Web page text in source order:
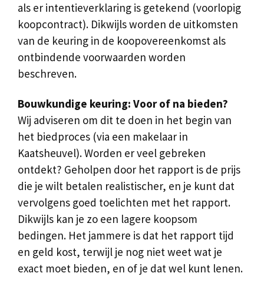
als er intentieverklaring is getekend (voorlopig
koopcontract). Dikwijls worden de uitkomsten
van de keuring in de koopovereenkomst als
ontbindende voorwaarden worden
beschreven.
Bouwkundige keuring: Voor of na bieden?
Wij adviseren om dit te doen in het begin van
het biedproces (via een makelaar in
Kaatsheuvel). Worden er veel gebreken
ontdekt? Geholpen door het rapport is de prijs
die je wilt betalen realistischer, en je kunt dat
vervolgens goed toelichten met het rapport.
Dikwijls kan je zo een lagere koopsom
bedingen. Het jammere is dat het rapport tijd
en geld kost, terwijl je nog niet weet wat je
exact moet bieden, en of je dat wel kunt lenen.